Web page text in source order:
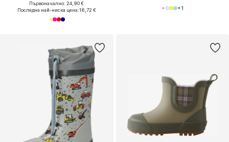
Първоначално: 24,90 €
Последна най-ниска цена:16,72 € +1